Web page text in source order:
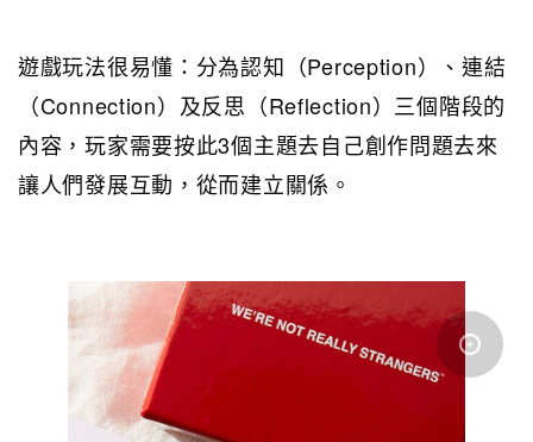
遊戲玩法很易懂：分為認知（Perception）、連結
（Connection）及反思（Reflection）三個階段的
內容，玩家需要按此3個主題去自己創作問題去來
讓人們發展互動，從而建立關係。